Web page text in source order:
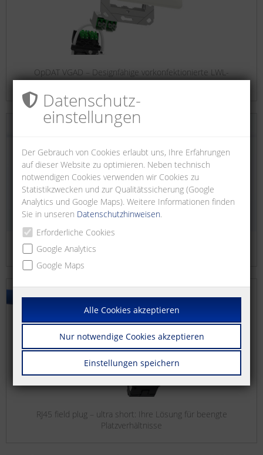
OpDAT VGAD – Designfähige vorkonfektionierte LWL-
Anschlussdose
RJ45 field plug – ultra short: Ihre Lösung für beengte
Platzverhältnisse
Datenschutz­
einstellungen
Der Gebrauch von Cookies erlaubt uns, Ihre Erfahrungen
auf dieser Website zu optimieren. Neben technisch
notwendigen Cookies verwenden wir Cookies zu
Statistikzwecken und zur Qualitätssicherung (Google
Analytics und Google Maps). Weitere Informationen finden
Sie in unseren Datenschutzhinweisen.
Erforderliche Cookies
Google Analytics
Google Maps
Alle Cookies akzeptieren
Nur notwendige Cookies akzeptieren
Einstellungen speichern